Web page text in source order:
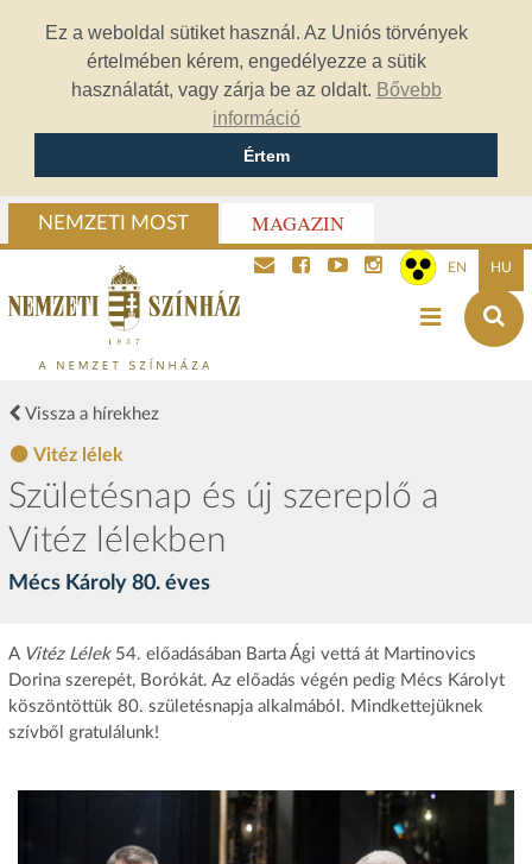
Ez a weboldal sütiket használ. Az Uniós törvények
értelmében kérem, engedélyezze a sütik
használatát, vagy zárja be az oldalt. Bővebb
információ
Értem
NEMZETI MOST MAGAZIN
EN HU
Vissza a hírekhez
Vitéz lélek
Születésnap és új szereplő a
Vitéz lélekben
Mécs Károly 80. éves
A Vitéz Lélek54. előadásában Barta Ági vettá át Martinovics
Dorina szerepét, Borókát. Az előadás végén pedig Mécs Károlyt
köszöntöttük 80. születésnapja alkalmából. Mindkettejüknek
szívből gratulálunk!